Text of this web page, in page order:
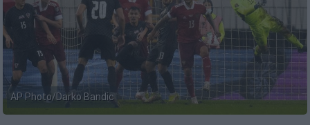
AP Photo/Darko Bandic